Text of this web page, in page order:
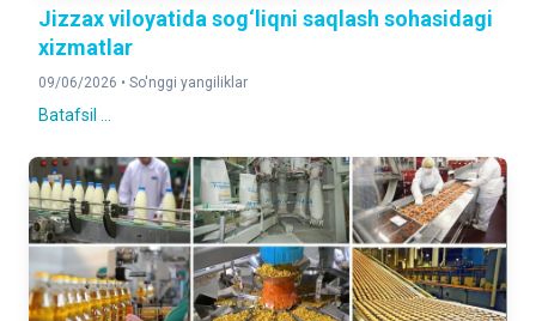
Jizzax viloyatida sog‘liqni saqlash sohasidagi
xizmatlar
09/06/2026 • So'nggi yangiliklar
Batafsil ...